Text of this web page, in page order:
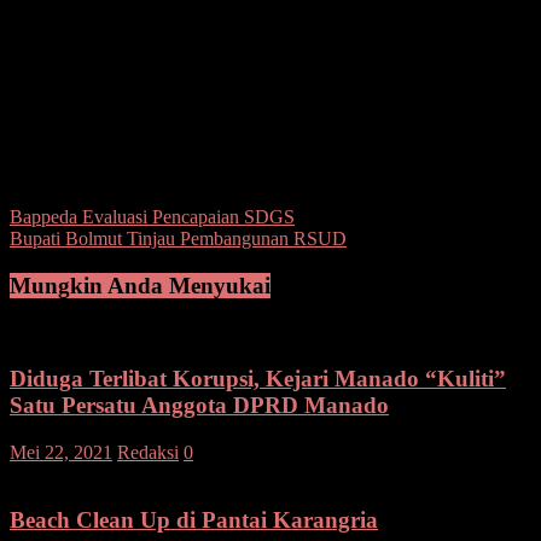
Navigasi
pos
Bappeda Evaluasi Pencapaian SDGS
Bupati Bolmut Tinjau Pembangunan RSUD
Mungkin Anda Menyukai
Diduga Terlibat Korupsi, Kejari Manado “Kuliti”
Satu Persatu Anggota DPRD Manado
Mei 22, 2021 Redaksi 0
Beach Clean Up di Pantai Karangria